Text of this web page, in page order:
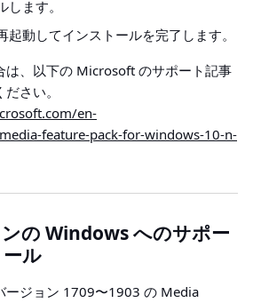
ます。
起動してインストールを完了します。
は、以下の Microsoft のサポート記事
さい。
en-
feature-pack-for-windows-10-n-
の Windows へのサポー
ル
ージョン 1709〜1903 の Media